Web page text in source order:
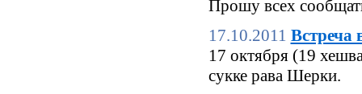
Прошу всех
17.10.2011 Встреча
17 октября (19
сукке рава Шерки.